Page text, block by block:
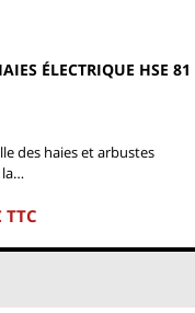
ÉLECTRIQUE HSE 81
des haies et arbustes
la…